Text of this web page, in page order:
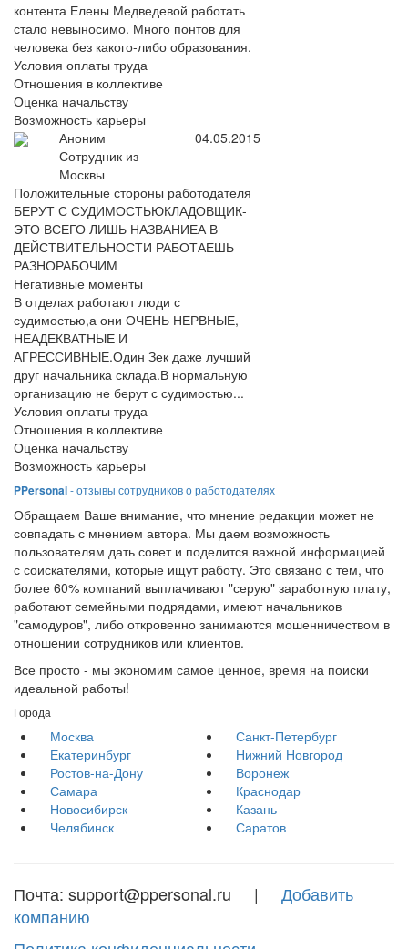
контента Елены Медведевой работать
стало невыносимо. Много понтов для
человека без какого-либо образования.
Условия оплаты труда
Отношения в коллективе
Оценка начальству
Возможность карьеры
Аноним
Сотрудник из
Москвы
04.05.2015
Положительные стороны работодателя
БЕРУТ С СУДИМОСТЬЮКЛАДОВЩИК-
ЭТО ВСЕГО ЛИШЬ НАЗВАНИЕА В
ДЕЙСТВИТЕЛЬНОСТИ РАБОТАЕШЬ
РАЗНОРАБОЧИМ
Негативные моменты
В отделах работают люди с
судимостью,а они ОЧЕНЬ НЕРВНЫЕ,
НЕАДЕКВАТНЫЕ И
АГРЕССИВНЫЕ.Один Зек даже лучший
друг начальника склада.В нормальную
организацию не берут с судимостью...
Условия оплаты труда
Отношения в коллективе
Оценка начальству
Возможность карьеры
PPersonal- отзывы сотрудников о работодателях
Обращаем Ваше внимание, что мнение редакции может не
совпадать с мнением автора. Мы даем возможность
пользователям дать совет и поделится важной информацией
с соискателями, которые ищут работу. Это связано с тем, что
более 60% компаний выплачивают "серую" заработную плату,
работают семейными подрядами, имеют начальников
"самодуров", либо откровенно занимаются мошенничеством в
отношении сотрудников или клиентов.
Все просто - мы экономим самое ценное, время на поиски
идеальной работы!
Города
Москва
Санкт-Петербург
Екатеринбург
Нижний Новгород
Ростов-на-Дону
Воронеж
Самара
Краснодар
Новосибирск
Казань
Челябинск
Саратов
Почта: support@ppersonal.ru | Добавить
компанию